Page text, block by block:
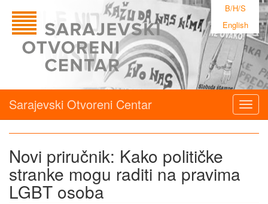
B/H/S
English
Sarajevski Otvoreni Centar
Novi priručnik: Kako političke
stranke mogu raditi na pravima
LGBT osoba